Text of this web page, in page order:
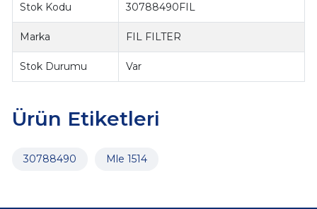
Stok Kodu 30788490FIL
Marka FIL FILTER
Stok Durumu Var
Ürün Etiketleri
30788490 Mle 1514